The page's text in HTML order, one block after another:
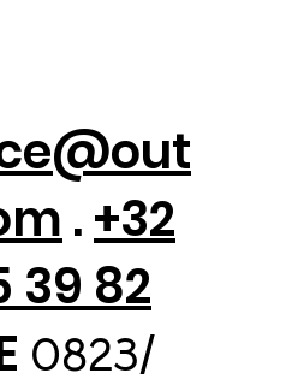
.+32
39 82
0823/